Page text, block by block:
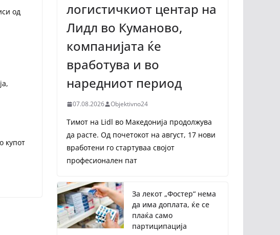
од
купот
логистичкиот центар на
Лидл во Куманово,
компанијата ќе
вработува и во
наредниот период
07.08.2026 Objektivno24
Тимот на Lidl во Македонија продолжува
да расте. Од почетокот на август, 17 нови
вработени го стартуваа својот
професионален пат
За лекот „Фостер“ нема
да има доплата, ќе се
плаќа само
партиципација